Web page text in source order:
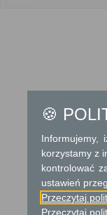
🍪
Informujemy,
korzystamy z
kontrolować
ustawień
Przeczytaj
Przeczytaj